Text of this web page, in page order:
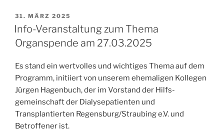
VERÖFFENTLICHT
AM
31. MÄRZ 2025
Info-Veranstaltung zum Thema
Organspende am 27.03.2025
Es stand ein wertvolles und wichtiges Thema auf dem
Programm, initiiert von unserem ehemaligen Kollegen
Jürgen Hagenbuch, der im Vorstand der Hilfs-
gemeinschaft der Dialysepatienten und
Transplantierten Regensburg/Straubing e.V. und
Betroffener ist.